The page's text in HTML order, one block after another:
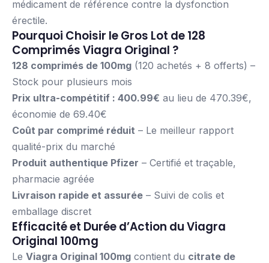
médicament de référence contre la dysfonction
érectile.
Pourquoi Choisir le Gros Lot de 128
Comprimés Viagra Original ?
128 comprimés de 100mg (120 achetés + 8 offerts) –
Stock pour plusieurs mois
Prix ultra-compétitif : 400.99€ au lieu de 470.39€,
économie de 69.40€
Coût par comprimé réduit – Le meilleur rapport
qualité-prix du marché
Produit authentique Pfizer – Certifié et traçable,
pharmacie agréée
Livraison rapide et assurée – Suivi de colis et
emballage discret
Efficacité et Durée d’Action du Viagra
Original 100mg
Le Viagra Original 100mg contient du citrate de